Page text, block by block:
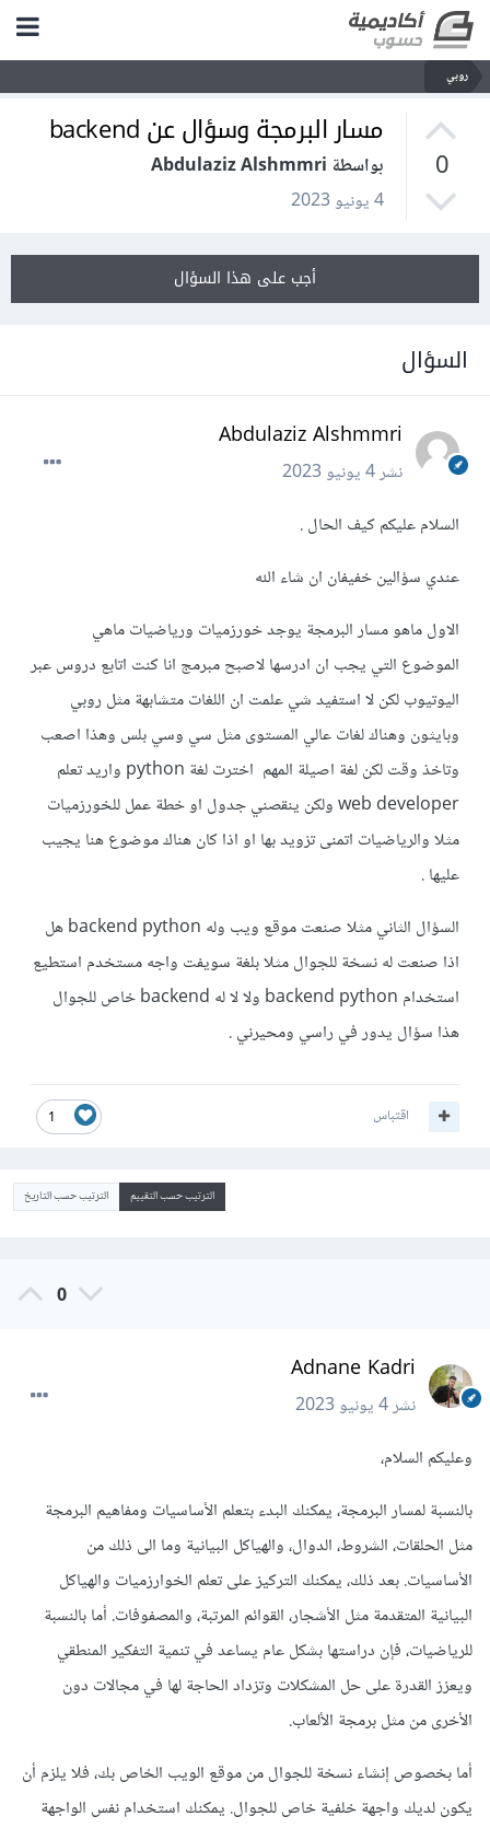
روبي
0
مسار البرمجة وسؤال عن backend
بواسطة Abdulaziz Alshmmri
4 يونيو 2023
أجب على هذا السؤال
السؤال
Abdulaziz Alshmmri
نشر4 يونيو 2023
السلام عليكم كيف الحال .
عندي سؤالين خفيفان ان شاء الله
الاول ماهو مسار البرمجة يوجد خورزميات ورياضيات ماهي
الموضوع التي يجب ان ادرسها لاصبح مبرمج انا كنت اتابع دروس عبر
اليوتيوب لكن لا استفيد شي علمت ان اللغات متشابهة مثل روبي
وبايثون وهناك لغات عالي المستوى مثل سي وسي بلس وهذا اصعب
وتاخذ وقت لكن لغة اصيلة المهم اخترت لغة python واريد تعلم
web developer ولكن ينقصني جدول او خطة عمل للخورزميات
مثلا والرياضيات اتمنى تزويد بها او اذا كان هناك موضوع هنا يجيب
عليها .
السؤال الثاني مثلا صنعت موقع ويب وله backend python هل
اذا صنعت له نسخة للجوال مثلا بلغة سويفت واجه مستخدم استطيع
استخدام backend python ولا لا له backend خاص للجوال
هذا سؤال يدور في راسي ومحيرني .
1 اقتباس
الترتيب حسب التقييم الترتيب حسب التاريخ
0
Adnane Kadri
نشر4 يونيو 2023
وعليكم السلام،
بالنسبة لمسار البرمجة، يمكنك البدء بتعلم الأساسيات ومفاهيم البرمجة
مثل الحلقات، الشروط، الدوال، والهياكل البيانية وما الى ذلك من
الأساسيات. بعد ذلك، يمكنك التركيز على تعلم الخوارزميات والهياكل
البيانية المتقدمة مثل الأشجار، القوائم المرتبة، والمصفوفات. أما بالنسبة
للرياضيات، فإن دراستها بشكل عام يساعد في تنمية التفكير المنطقي
ويعزز القدرة على حل المشكلات وتزداد الحاجة لها في مجالات دون
الأخرى من مثل برمجة الألعاب.
أما بخصوص إنشاء نسخة للجوال من موقع الويب الخاص بك، فلا يلزم أن
يكون لديك واجهة خلفية خاص للجوال. يمكنك استخدام نفس الواجهة